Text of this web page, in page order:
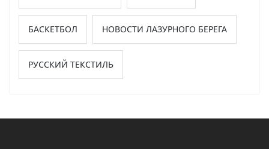
БАСКЕТБОЛ НОВОСТИ ЛАЗУРНОГО БЕРЕГА
РУССКИЙ ТЕКСТИЛЬ